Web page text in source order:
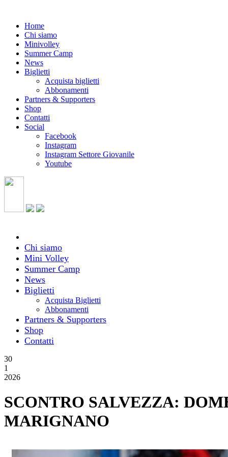
Home
Chi siamo
Minivolley
Summer Camp
News
Biglietti
Acquista biglietti
Abbonamenti
Partners & Supporters
Shop
Contatti
Social
Facebook
Instagram
Instagram Settore Giovanile
Youtube
Chi siamo
Mini Volley
Summer Camp
News
Biglietti
Acquista Biglietti
Abbonamenti
Partners & Supporters
Shop
Contatti
30
1
2026
SCONTRO SALVEZZA:
MARIGNANO